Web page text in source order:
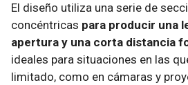
El diseño utiliza una serie de
concéntricas para producir una
apertura y una corta distancia
ideales para situaciones en las
limitado, como en cámaras y